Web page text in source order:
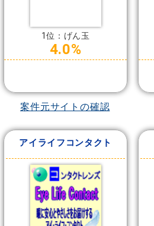
1位：げん玉
4.0%
案件元サイトの確認
アイライフコンタクト